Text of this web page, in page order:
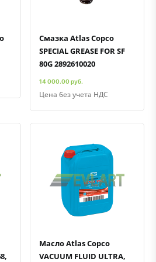
Смазка Atlas Copco
SPECIAL GREASE FOR SF
80G 2892610020
14 000.00 руб.
Цена без учета НДС
Быстрый просмотр
Добавить к сравнению
Добавить в избранное
Масло Atlas Copco
VACUUM FLUID ULTRA,